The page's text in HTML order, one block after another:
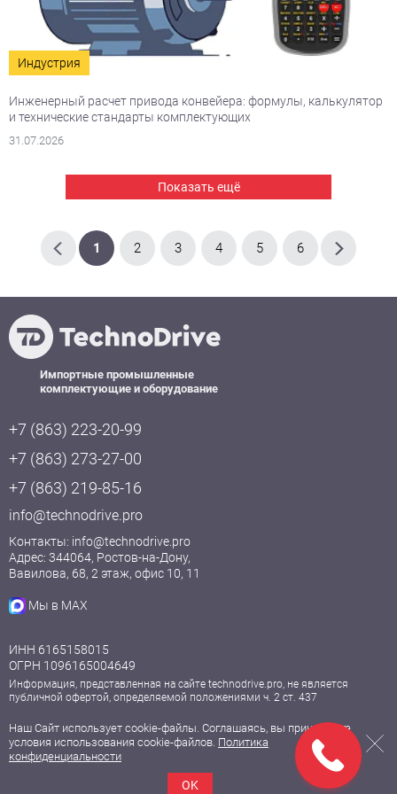
Индустрия
Инженерный расчет привода конвейера: формулы, калькулятор
и технические стандарты комплектующих
31.07.2026
Показать ещё
1 2 3 4 5 6
Импортные промышленные
комплектующие и оборудование
+7 (863) 223-20-99
+7 (863) 273-27-00
+7 (863) 219-85-16
info@technodrive.pro
Контакты: info@technodrive.pro
Адрес: 344064, Ростов-на-Дону,
Вавилова, 68, 2 этаж, офис 10, 11
Мы в MAX
ИНН 6165158015
ОГРН 1096165004649
Информация, представленная на сайте technodrive.pro, не является
публичной офертой, определяемой положениями ч. 2 ст. 437
стоимости товаров и условиях поставки, пожалуйста, обратитесь к нашим
менеджерам.
© 2009—2026, ООО «Технодрайв».
Наш Сайт использует cookie-файлы. Соглашаясь, вы принимаете
условия использования cookie-файлов. Политика
конфиденциальности
OK